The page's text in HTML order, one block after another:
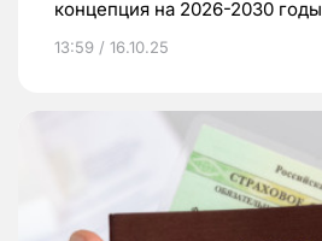
концепция на 2026-2030 годы
13:59 / 16.10.25